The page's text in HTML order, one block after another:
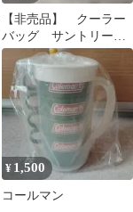
【非売品】 クーラー
バッグ サントリー✖️
コールマン 青色 保
冷バッグ
¥ 1,500
コールマン